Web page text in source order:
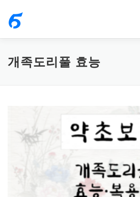
개족도리풀 효능